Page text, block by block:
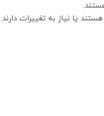
یا نیاز به تغییرات دارند.